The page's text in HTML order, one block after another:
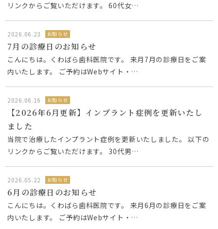
リンクからご覧いただけます。 60代女…
2026.06.23 お知らせ
7月の診療日のお知らせ
こんにちは。くわばら歯科医院です。 来月7月の診療日をご案
内いたします。 ご予約はWebサイト・…
2026.06.16 お知らせ
【2026年6月更新】インプラント症例を更新いたし
ました
当院で治療したインプラント症例を更新いたしました。 以下の
リンクからご覧いただけます。 30代男…
2026.05.22 お知らせ
6月の診療日のお知らせ
こんにちは。くわばら歯科医院です。 来月6月の診療日をご案
内いたします。 ご予約はWebサイト・…